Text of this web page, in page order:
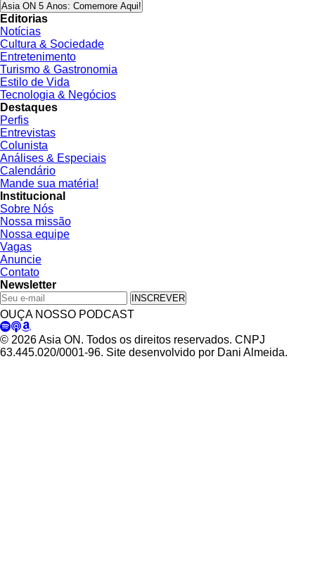
Asia ON 5 Anos: Comemore Aqui!
Editorias
Notícias
Cultura & Sociedade
Entretenimento
Turismo & Gastronomia
Estilo de Vida
Tecnologia & Negócios
Destaques
Perfis
Entrevistas
Colunista
Análises & Especiais
Calendário
Mande sua matéria!
Institucional
Sobre Nós
Nossa missão
Nossa equipe
Vagas
Anuncie
Contato
Newsletter
INSCREVER
OUÇA NOSSO PODCAST
© 2026 Asia ON. Todos os direitos reservados. CNPJ
63.445.020/0001-96. Site desenvolvido por Dani Almeida.